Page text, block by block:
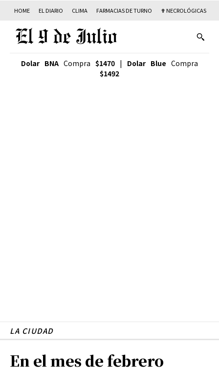
HOME EL DIARIO CLIMA FARMACIAS DE TURNO ✟ NECROLÓGICAS
Dolar BNA Compra $1470 | Dolar Blue Compra
$1492
LA CIUDAD
En el mes de febrero